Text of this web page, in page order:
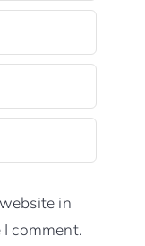
in
comment.